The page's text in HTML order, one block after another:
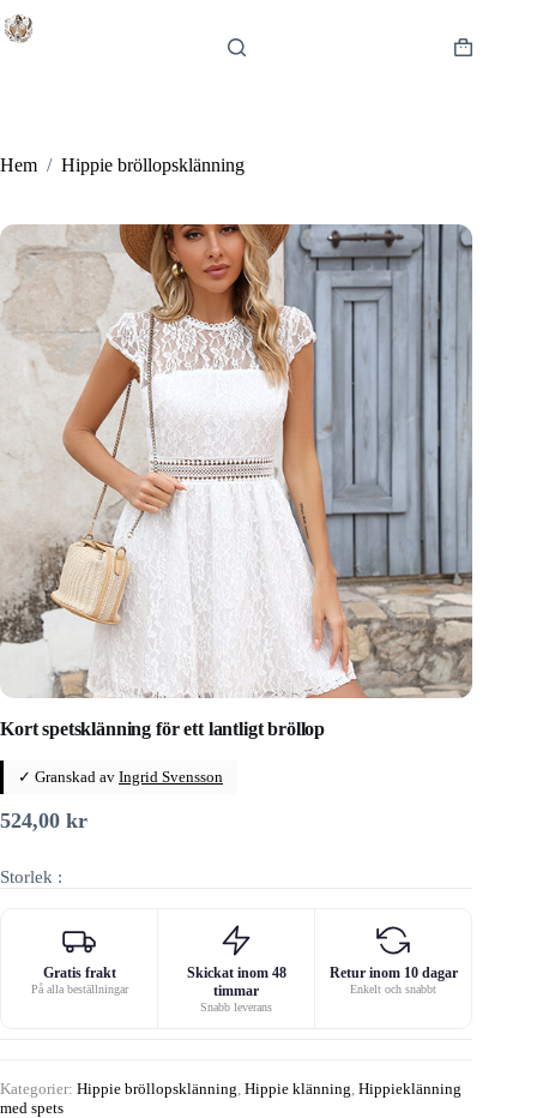
till
Varukorg
Hem / Hippie bröllopsklänning
Kort spetsklänning för ett lantligt bröllop
✓ Granskad av Ingrid Svensson
524,00 kr
Storlek :
Gratis frakt
På alla beställningar
Skickat inom 48
timmar
Snabb leverans
Retur inom 10 dagar
Enkelt och snabbt
Kategorier: Hippie bröllopsklänning Hippie klänning Hippieklänning
med spets